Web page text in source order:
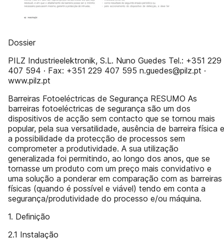
Dossier
PILZ Industrieelektronik, S.L. Nuno Guedes Tel.: +351 229
407 594 · Fax: +351 229 407 595 n.guedes@pilz.pt ·
www.pilz.pt
Barreiras Fotoeléctricas de Segurança RESUMO As
barreiras fotoeléctricas de segurança são um dos
dispositivos de acção sem contacto que se tornou mais
popular, pela sua versatilidade, ausência de barreira física e
a possibilidade da protecção de processos sem
comprometer a produtividade. A sua utilização
generalizada foi permitindo, ao longo dos anos, que se
tornasse um produto com um preço mais convidativo e
uma solução a ponderar em comparação com as barreiras
físicas (quando é possível e viável) tendo em conta a
segurança/produtividade do processo e/ou máquina.
1. Deﬁnição
2.1 Instalação